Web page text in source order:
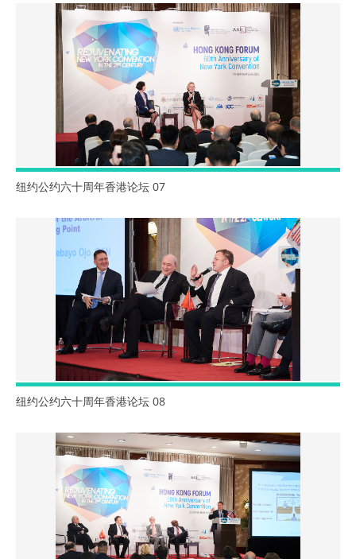
纽约公约六十周年香港论坛 07
纽约公约六十周年香港论坛 08